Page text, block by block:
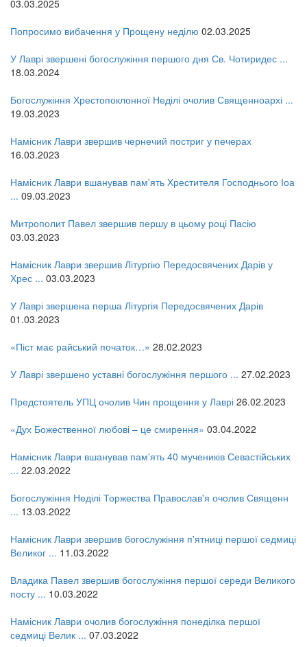
онлайн трансляції
12 сентября 2015Название трансляции
12 сентября 2015Название трансляции
12 сентября 2015
12 сентября 2015Название трансляции
12 сентября 2015
Перейти до архіву
03.03.2025
Попросимо вибачення у Прощену неділю 02.03.2025
У Лаврі звершені богослужіння першого дня Св. Чотиридес ...
18.03.2024
Богослужіння Хрестопоклонної Неділі очолив Священноархі ...
19.03.2023
Намісник Лаври звершив чернечий постриг у печерах
16.03.2023
Намісник Лаври вшанував пам'ять Хрестителя Господнього Іоа
... 09.03.2023
Митрополит Павел звершив першу в цьому році Пасію
03.03.2023
Намісник Лаври звершив Літургію Передосвячених Дарів у
Хрес ... 03.03.2023
У Лаврі звершена перша Літургія Передосвячених Дарів
01.03.2023
«Піст має райський початок…» 28.02.2023
У Лаврі звершено уставні богослужіння першого ... 27.02.2023
Предстоятель УПЦ очолив Чин прощення у Лаврі 26.02.2023
«Дух Божественної любові – це смирення» 03.04.2022
Намісник Лаври вшанував пам'ять 40 мучеників Севастійських
... 22.03.2022
Богослужіння Неділі Торжества Православ'я очолив Священн
... 13.03.2022
Намісник Лаври звершив богослужіння п'ятниці першої седмиці
Великог ... 11.03.2022
Владика Павел звершив богослужіння першої середи Великого
посту ... 10.03.2022
Намісник Лаври очолив богослужіння понеділка першої
седмиці Велик ... 07.03.2022